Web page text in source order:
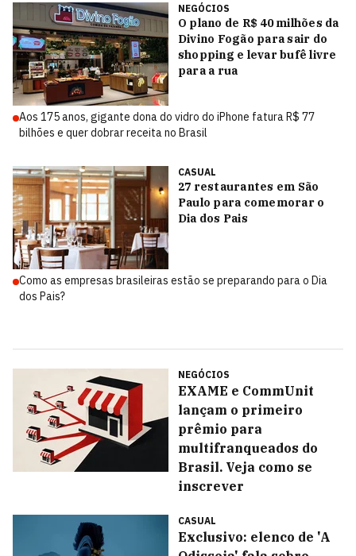
NEGÓCIOS
O plano de R$ 40 milhões da
Divino Fogão para sair do
shopping e levar bufê livre
para a rua
Aos 175 anos, gigante dona do vidro do iPhone fatura R$ 77
bilhões e quer dobrar receita no Brasil
CASUAL
27 restaurantes em São
Paulo para comemorar o
Dia dos Pais
Como as empresas brasileiras estão se preparando para o Dia
dos Pais?
NEGÓCIOS
EXAME e CommUnit
lançam o primeiro
prêmio para
multifranqueados do
Brasil. Veja como se
inscrever
CASUAL
Exclusivo: elenco de 'A